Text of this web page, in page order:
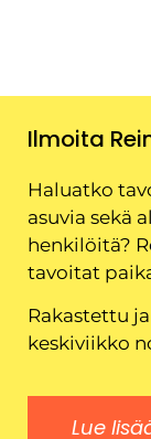
Ilmoita
Haluatko
asuvia sekä
henkilöitä?
tavoitat
Rakastettu
keskiviikko
Lue